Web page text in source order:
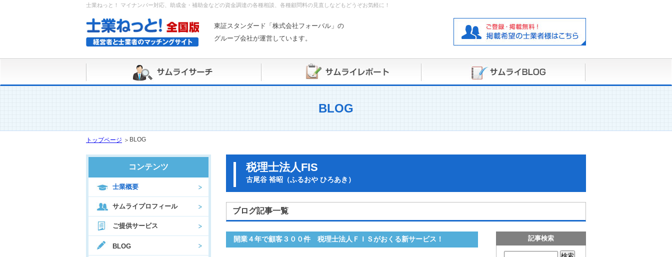
士業ねっと！ マイナンバー対応、助成金・補助金などの資金調達の各種相談、各種顧問料の見直しなどもどうぞお気軽に！
東証スタンダード「株式会社フォーバル」の
グループ会社が運営しています。
BLOG
トップページ ＞ BLOG
税理士法人FIS
古尾谷 裕昭（ふるおや ひろあき）
ブログ記事一覧
開業４年で顧客３００件 税理士法人ＦＩＳがおくる新サービス！ 記事検索
コンテンツ
士業概要
サムライプロフィール
ご提供サービス
BLOG